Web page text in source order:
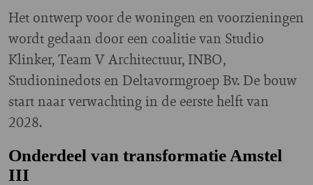
Het ontwerp voor de woningen en voorzieningen
wordt gedaan door een coalitie van Studio
Klinker, Team V Architectuur, INBO,
Studioninedots en Deltavormgroep Bv. De bouw
start naar verwachting in de eerste helft van
2028.
Onderdeel van transformatie Amstel
III